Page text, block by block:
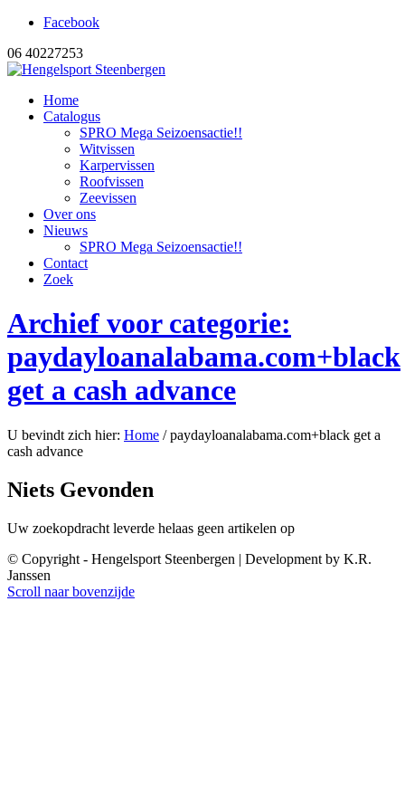
Facebook
06 40227253
Home
Catalogus
SPRO Mega Seizoensactie!!
Witvissen
Karpervissen
Roofvissen
Zeevissen
Over ons
Nieuws
SPRO Mega Seizoensactie!!
Contact
Zoek
Archief voor categorie:
paydayloanalabama.com+black
get a cash advance
U bevindt zich hier: Home / paydayloanalabama.com+black get a
cash advance
Niets Gevonden
Uw zoekopdracht leverde helaas geen artikelen op
© Copyright - Hengelsport Steenbergen | Development by K.R.
Janssen
Scroll naar bovenzijde